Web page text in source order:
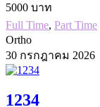
5000 บาท
Full Time, Part Time
Ortho
30 กรกฎาคม 2026
1234